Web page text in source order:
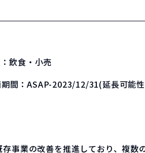
飲食・小売
間：ASAP-2023/12/31(延長可能
事業の改善を推進しており、複数